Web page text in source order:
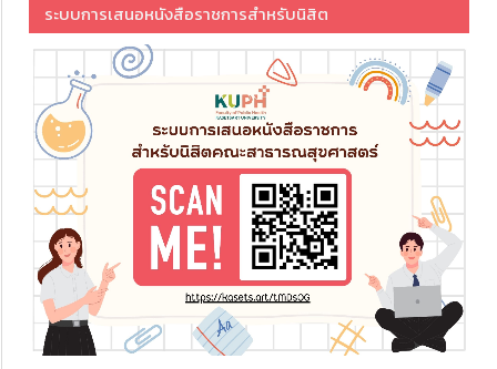
ระบบการเสนอหนังสือราชการสำหรับนิสิต